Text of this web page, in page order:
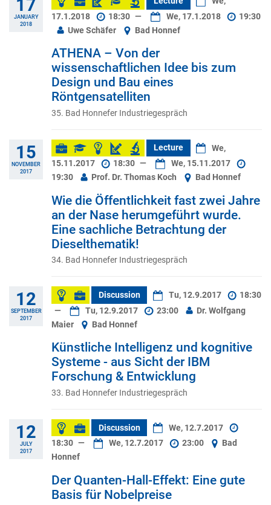
17
JANUARY
2018
17.1.2018
18:30 — We, 17.1.2018
19:30
Uwe Schäfer
Bad Honnef
ATHENA – Von der
wissenschaftlichen Idee bis zum
Design und Bau eines
Röntgensatelliten
35. Bad Honnefer Industriegespräch
15
NOVEMBER
2017
Lecture
We,
15.11.2017
18:30 —
We, 15.11.2017
19:30
Prof. Dr. Thomas Koch Bad Honnef
Wie die Öffentlichkeit fast zwei Jahre
an der Nase herumgeführt wurde.
Eine sachliche Betrachtung der
Dieselthematik!
34. Bad Honnefer Industriegespräch
12
SEPTEMBER
2017
Discussion Tu, 12.9.2017
18:30
—
Tu, 12.9.2017 23:00
Dr. Wolfgang
Maier
Bad Honnef
Künstliche Intelligenz und kognitive
Systeme - aus Sicht der IBM
Forschung & Entwicklung
33. Bad Honnefer Industriegespräch
12
JULY
2017
Discussion
We, 12.7.2017
18:30 — We, 12.7.2017 23:00
Bad
Honnef
Der Quanten-Hall-Effekt: Eine gute
Basis für Nobelpreise